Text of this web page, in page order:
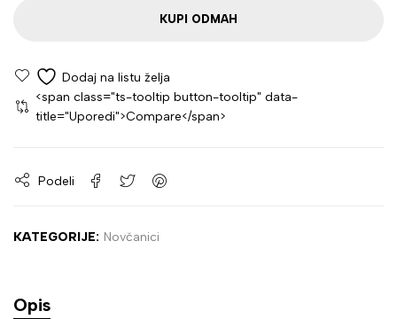
KUPI ODMAH
<span class="ts-tooltip button-tooltip" data-
title="Uporedi">Compare</span>
Podeli
KATEGORIJE: Novčanici
Opis